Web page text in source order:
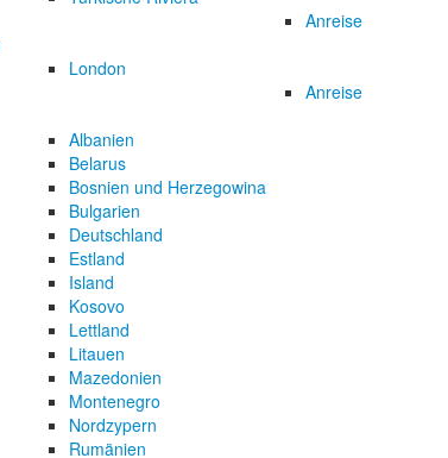
Anreise
London
Anreise
Albanien
Belarus
Bosnien und Herzegowina
Bulgarien
Deutschland
Estland
Island
Kosovo
Lettland
Litauen
Mazedonien
Montenegro
Nordzypern
Rumänien